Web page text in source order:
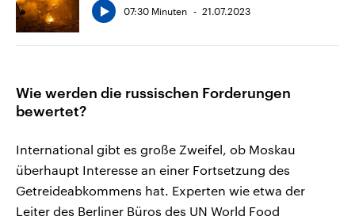
07:30 Minuten 21.07.2023
Wie werden die russischen Forderungen
bewertet?
International gibt es große Zweifel, ob Moskau
überhaupt Interesse an einer Fortsetzung des
Getreideabkommens hat. Experten wie etwa der
Leiter des Berliner Büros des UN World Food